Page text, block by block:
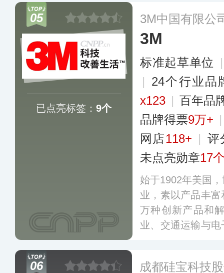
05
已点亮标签： 9个
3M中国有限公
3M
标准起草单位
| 24个行业品
x123 | 百年品
品牌得票9万+
网店118+ | 评
未点亮勋章17
始于1902年美国
业，素以产品丰
万种创新产品和
业、交通运输与
06 成都硅宝科技